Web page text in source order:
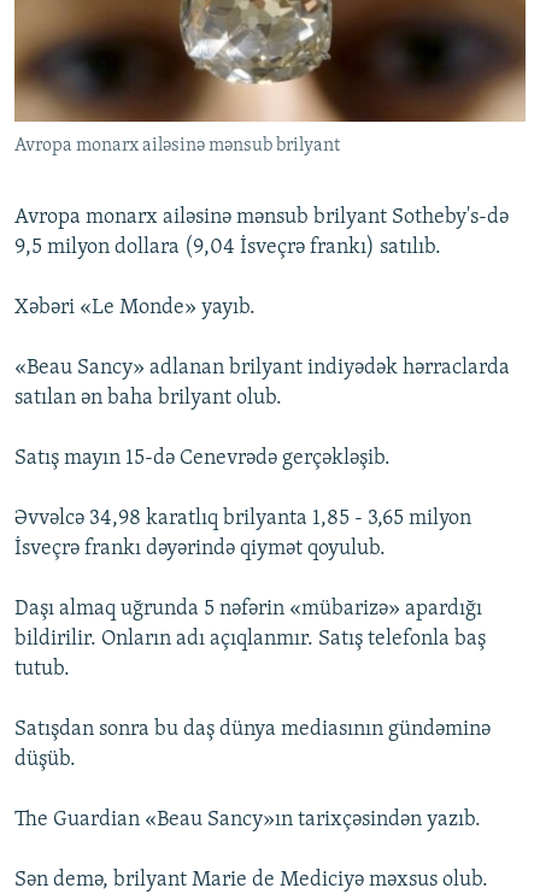
İNFOQRAFIKA
KARIKATURA
AZƏRBAYCAN ƏDƏBIYYATI KITABXANASI
İSLAM VƏ DEMOKRATIYA
İZ - MƏDƏNIYYƏT PROQRAMI
PEŞƏ ETIKASI VƏ JURNALISTIKA STANDARTLARIMIZ
MATERIALLARIMIZDAN ISTIFADƏ
AZADLIQRADIOSU MOBIL TELEFONUNUZDA
XƏBƏR BÜLLETENLƏRIMIZ
BIZI IZLƏ
RFE/RL-in bütün saytları
Avropa monarx ailəsinə mənsub brilyant
Avropa monarx ailəsinə mənsub brilyant Sotheby's-də
9,5 milyon dollara (9,04 İsveçrə frankı) satılıb.
Xəbəri «Le Monde» yayıb.
«Beau Sancy» adlanan brilyant indiyədək hərraclarda
satılan ən baha brilyant olub.
Satış mayın 15-də Cenevrədə gerçəkləşib.
Əvvəlcə 34,98 karatlıq brilyanta 1,85 - 3,65 milyon
İsveçrə frankı dəyərində qiymət qoyulub.
Daşı almaq uğrunda 5 nəfərin «mübarizə» apardığı
bildirilir. Onların adı açıqlanmır. Satış telefonla baş
tutub.
Satışdan sonra bu daş dünya mediasının gündəminə
düşüb.
The Guardian «Beau Sancy»ın tarixçəsindən yazıb.
Sən demə, brilyant Marie de Mediciyə məxsus olub.